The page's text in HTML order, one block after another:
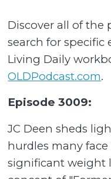
Discover all of the
search for specific
Living Daily
OLDPodcast.com.
Episode 3009:
JC Deen sheds
hurdles many
significant weight